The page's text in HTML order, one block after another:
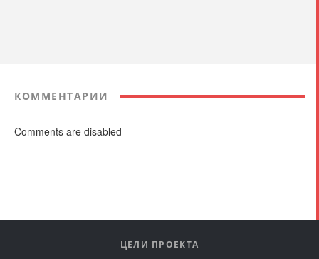
КОММЕНТАРИИ
Comments are disabled
ЦЕЛИ ПРОЕКТА